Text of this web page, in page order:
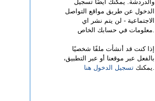
والدردشة. يمكنك أيضًا تسجيل
الدخول عن طريق مواقع التواصل
الاجتماعية - لن يتم نشر اي
معلومات في حسابك الخاص.
إذا كنت قد أنشأت ملفًا شخصيًا
بالفعل عبر موقعنا أو عبر التطبيق،
يمكنك تسجيل الدخول هنا .